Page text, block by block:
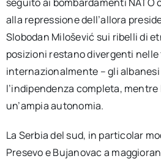
alla repressione dell’allora
Slobodan Milošević sui ribelli di
posizioni restano divergenti
internazionalmente – gli
l’indipendenza completa, mentre
un’ampia autonomia.
La Serbia del sud, in particolar
Presevo e Bujanovac a